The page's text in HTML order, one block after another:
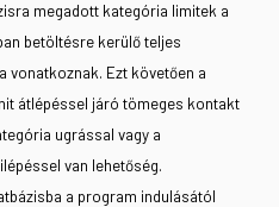
megadott kategória limitek a
betöltésre kerülő teljes
vonatkoznak. Ezt követően a
átlépéssel járó tömeges kontakt
ugrással vagy a
van lehetőség.
a program indulásától